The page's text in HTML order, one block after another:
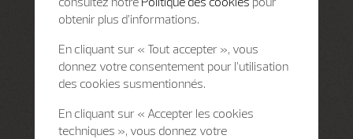
obtenir plus d’informations.
En cliquant sur « Tout accepter », vous
donnez votre consentement pour l’utilisation
des cookies susmentionnés.
En cliquant sur « Accepter les cookies
techniques », vous donnez votre